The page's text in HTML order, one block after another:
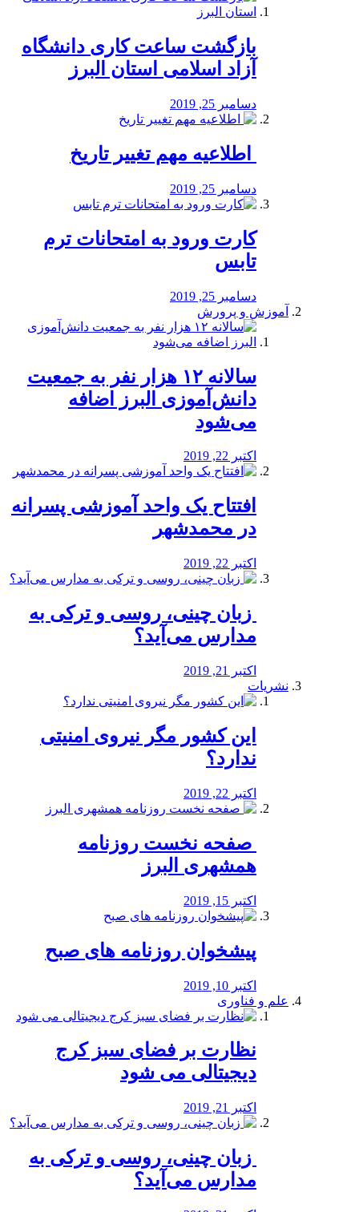
بازگشت ساعت کاری دانشگاه
آزاد اسلامی استان البرز
دسامبر 25, 2019
️ اطلاعیه مهم تغییر تاریخ
دسامبر 25, 2019
کارت ورود به امتحانات ترم
تابس
دسامبر 25, 2019
آموزش و پرورش
️سالانه ۱۲ هزار نفر به جمعیت
دانش‌آموزی البرز اضافه
می‌شود
اکتبر 22, 2019
افتتاح یک واحد آموزشی پسرانه
در محمدشهر
اکتبر 22, 2019
️ زبان چینی، روسی و ترکی به
مدارس می‌آید؟
اکتبر 21, 2019
نشریات
این کشور مگر نیروی امنیتی
ندارد؟
اکتبر 22, 2019
️ صفحه نخست روزنامه‌
همشهری البرز
اکتبر 15, 2019
پیشخوان روزنامه های صبح
اکتبر 10, 2019
علم و فناوری
نظارت بر فضای سبز کرج
دیجیتالی می شود
اکتبر 21, 2019
️ زبان چینی، روسی و ترکی به
مدارس می‌آید؟